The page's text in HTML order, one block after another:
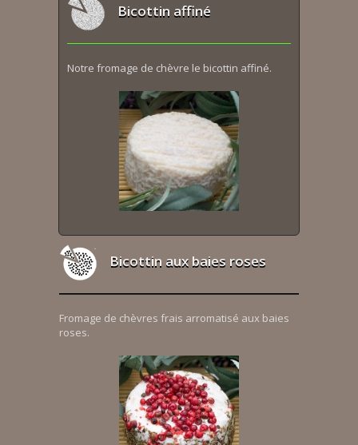
Bicottin affiné
Notre fromage de chèvre le bicottin affiné.
Bicottin aux baies roses
Fromage de chèvres frais arromatisé aux baies
roses.